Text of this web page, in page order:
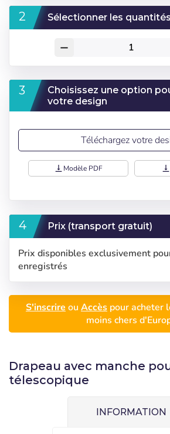
Sélectionner les quantités
remove
Choisissez une option
votre design
Téléchargez votre
vertical_align_bottom Modèle PDF vertical_align_bottom
Prix (transport gratuit)
Prix disponibles exclusivement
enregistrés
S'inscrire ou Accès pour acheter
moins chers
Drapeau avec manche
télescopique
INFORMATION